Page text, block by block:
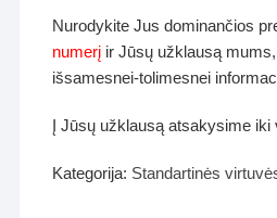
Nurodykite Jus dominančios
numerį ir Jūsų užklausą
išsamesnei-tolimesnei
Į Jūsų užklausą atsakysime iki
Kategorija: Standartinės